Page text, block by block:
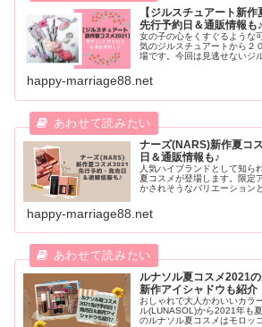
【ジルスチュアート新
先行予約日＆通販情報も♪
女の子の心をくすぐるような
気のジルスチュアートから２
場です。今回は見逃せないジ
と合わせてご紹介していきます
happy-marriage88.net
ナーズ(NARS)新作夏コ
日＆通販情報も♪
人気ハイブランドとして知ら
夏コスメが登場します。限定
かされそうなバリエーション
happy-marriage88.net
ルナソル夏コスメ2021
新作アイシャドウも紹介
おしゃれで大人かわいいカラ
ル(LUNASOL)から2021年も
のルナソル夏コスメはモロッ